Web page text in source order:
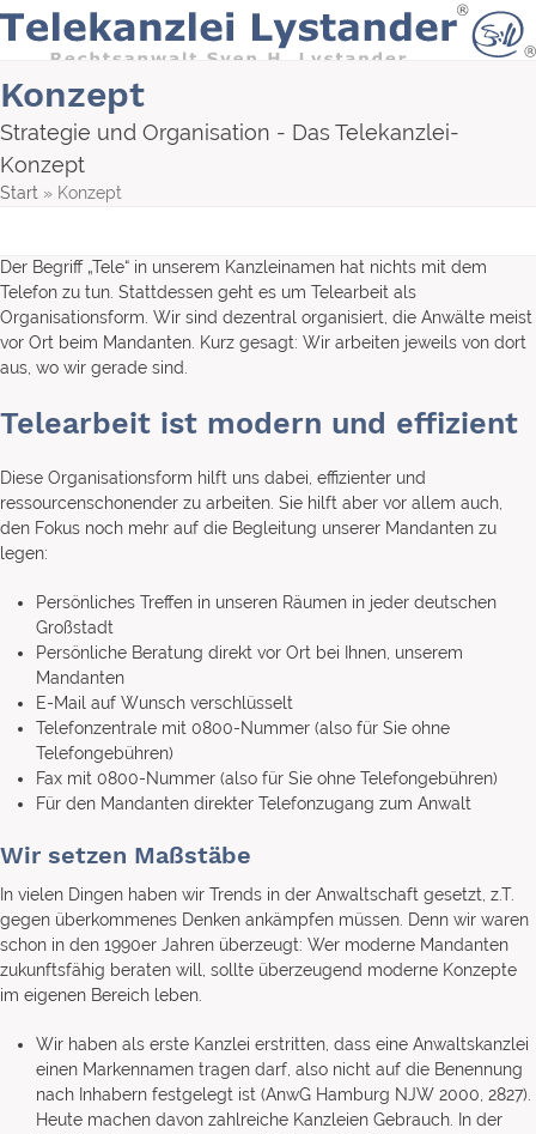
Skip
content
Konzept
Strategie und Organisation - Das Telekanzlei-
Konzept
Start » Konzept
Der Begriff „Tele“ in unserem Kanzleinamen hat nichts mit dem
Telefon zu tun. Stattdessen geht es um Telearbeit als
Organisationsform. Wir sind dezentral organisiert, die Anwälte meist
vor Ort beim Mandanten. Kurz gesagt: Wir arbeiten jeweils von dort
aus, wo wir gerade sind.
Telearbeit ist modern und effizient
Diese Organisationsform hilft uns dabei, effizienter und
ressourcenschonender zu arbeiten. Sie hilft aber vor allem auch,
den Fokus noch mehr auf die Begleitung unserer Mandanten zu
legen:
Persönliches Treffen in unseren Räumen in jeder deutschen
Großstadt
Persönliche Beratung direkt vor Ort bei Ihnen, unserem
Mandanten
E-Mail auf Wunsch verschlüsselt
Telefonzentrale mit 0800-Nummer (also für Sie ohne
Telefongebühren)
Fax mit 0800-Nummer (also für Sie ohne Telefongebühren)
Für den Mandanten direkter Telefonzugang zum Anwalt
Wir setzen Maßstäbe
In vielen Dingen haben wir Trends in der Anwaltschaft gesetzt, z.T.
gegen überkommenes Denken ankämpfen müssen. Denn wir waren
schon in den 1990er Jahren überzeugt: Wer moderne Mandanten
zukunftsfähig beraten will, sollte überzeugend moderne Konzepte
im eigenen Bereich leben.
Wir haben als erste Kanzlei erstritten, dass eine Anwaltskanzlei
einen Markennamen tragen darf, also nicht auf die Benennung
nach Inhabern festgelegt ist (AnwG Hamburg NJW 2000, 2827).
Heute machen davon zahlreiche Kanzleien Gebrauch. In der